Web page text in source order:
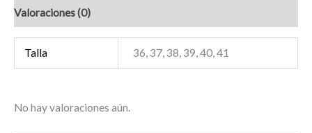
Valoraciones (0)
Talla 36, 37, 38, 39, 40, 41
No hay valoraciones aún.